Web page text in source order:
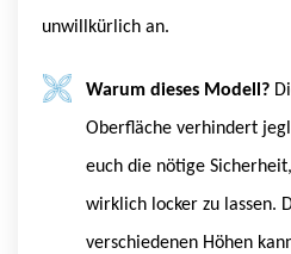
unwillkürlich an.
Warum dieses Modell?
Oberfläche verhindert
euch die nötige
wirklich locker zu lassen.
verschiedenen Höhen